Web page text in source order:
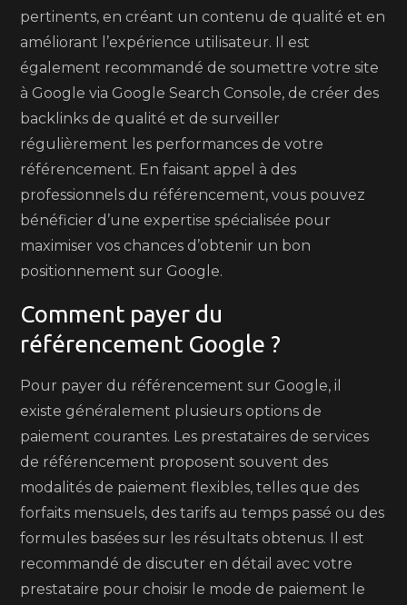
pertinents, en créant un contenu de qualité et en
améliorant l’expérience utilisateur. Il est
également recommandé de soumettre votre site
à Google via Google Search Console, de créer des
backlinks de qualité et de surveiller
régulièrement les performances de votre
référencement. En faisant appel à des
professionnels du référencement, vous pouvez
bénéficier d’une expertise spécialisée pour
maximiser vos chances d’obtenir un bon
positionnement sur Google.
Comment payer du
référencement Google ?
Pour payer du référencement sur Google, il
existe généralement plusieurs options de
paiement courantes. Les prestataires de services
de référencement proposent souvent des
modalités de paiement flexibles, telles que des
forfaits mensuels, des tarifs au temps passé ou des
formules basées sur les résultats obtenus. Il est
recommandé de discuter en détail avec votre
prestataire pour choisir le mode de paiement le